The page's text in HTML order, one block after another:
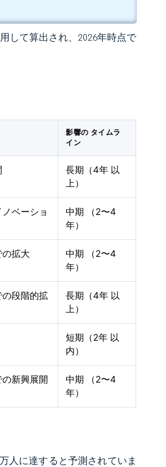
して算出され、2026年時点で
影響の タイムラ
イン
長期（4年 以
上）
ベーショ
中期 （2〜4
年）
の拡大
中期 （2〜4
年）
段階的拡
長期（4年 以
上）
短期（2年 以
内）
新興展開
中期 （2〜4
年）
人に達すると予測されていま